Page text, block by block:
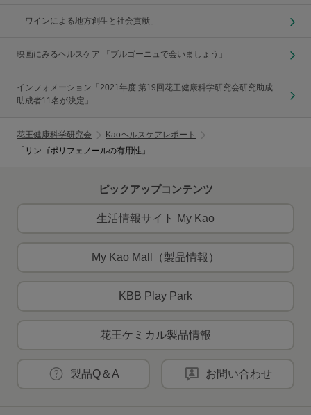
「ワインによる地方創生と社会貢献」
映画にみるヘルスケア 「ブルゴーニュで会いましょう」
インフォメーション「2021年度 第19回花王健康科学研究会研究助成
助成者11名が決定」
花王健康科学研究会
Kaoヘルスケアレポート
「リンゴポリフェノールの有用性」
ピックアップコンテンツ
生活情報サイト My Kao
My Kao Mall（製品情報）
KBB Play Park
花王ケミカル製品情報
製品Q＆A お問い合わせ